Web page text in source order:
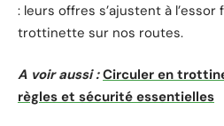
: leurs offres s’ajustent à l’essor
trottinette sur nos routes.
A voir aussi : Circuler en
règles et sécurité essentielles